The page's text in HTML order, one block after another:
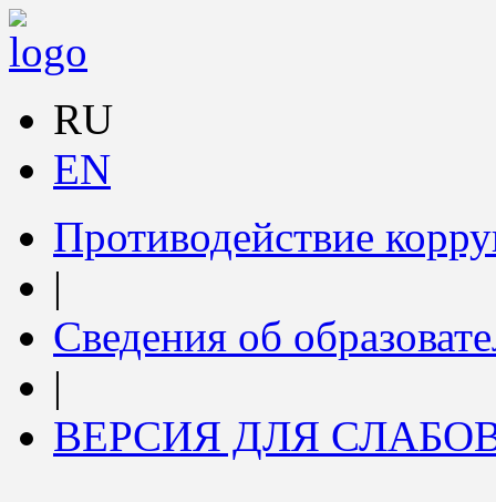
RU
EN
Противодействие
|
Сведения об
|
ВЕРСИЯ ДЛЯ